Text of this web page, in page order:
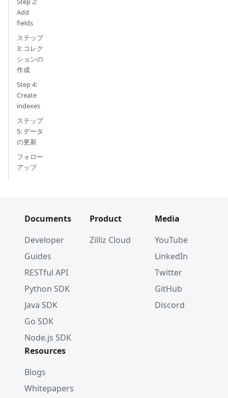
Add
fields
ステップ
3: コレク
ションの
作成
Step 4:
Create
indexes
ステップ
5: データ
の更新
フォロー
アップ
Documents
Developer
Guides
RESTful API
Python SDK
Java SDK
Go SDK
Node.js SDK
Product
Zilliz Cloud
Media
YouTube
LinkedIn
Twitter
GitHub
Discord
Resources
Blogs
Whitepapers